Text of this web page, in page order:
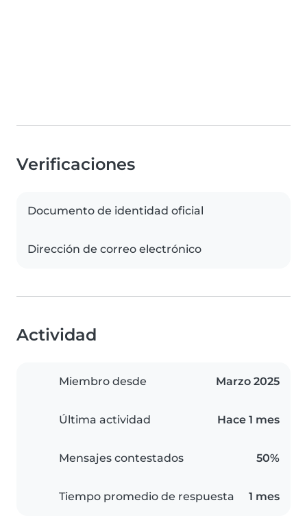
Verificaciones
Documento de identidad oficial
Dirección de correo electrónico
Actividad
Miembro desde Marzo 2025
Última actividad Hace 1 mes
Mensajes contestados 50%
Tiempo promedio de respuesta 1 mes